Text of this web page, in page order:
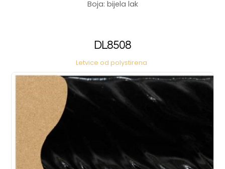
Boja: bijela lak
DL8508
Letvice od polystirena